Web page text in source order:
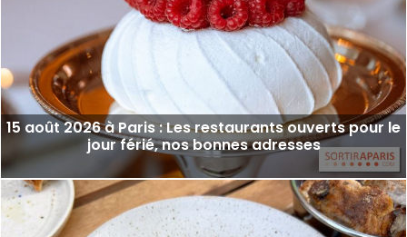
15 août 2026 à Paris : Les restaurants ouverts pour le
jour férié, nos bonnes adresses